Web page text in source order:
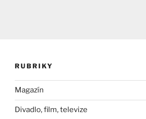
RUBRIKY
Magazín
Divadlo, film, televize